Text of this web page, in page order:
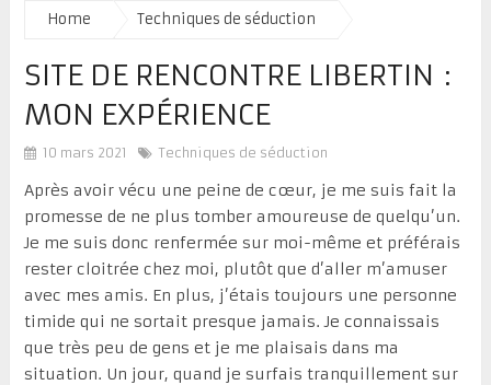
Home Techniques de séduction
SITE DE RENCONTRE LIBERTIN :
MON EXPÉRIENCE
10 mars 2021 Techniques de séduction
Après avoir vécu une peine de cœur, je me suis fait la
promesse de ne plus tomber amoureuse de quelqu’un.
Je me suis donc renfermée sur moi-même et préférais
rester cloitrée chez moi, plutôt que d’aller m’amuser
avec mes amis. En plus, j’étais toujours une personne
timide qui ne sortait presque jamais. Je connaissais
que très peu de gens et je me plaisais dans ma
situation. Un jour, quand je surfais tranquillement sur